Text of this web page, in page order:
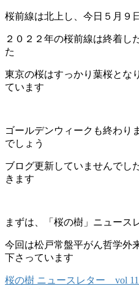
桜前線は北上し、今日５月９
２０２２年の桜前線は終着し
た
東京の桜はすっかり葉桜とな
ています
ゴールデンウィークも終わり
でしょう
ブログ更新していませんでし
きます
まずは、「桜の樹」ニュース
今回は松戸常盤平がん哲学外
下さっています
桜の樹 ニュースレター vol